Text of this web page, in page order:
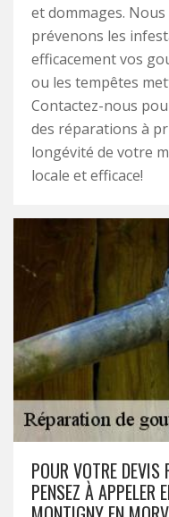
et dommages.
prévenons les
efficacement vos
ou les tempêtes
Contactez-nous
des réparations à
longévité de votre
locale et efficace!
POUR VOTRE DEVIS
PENSEZ À APPELER